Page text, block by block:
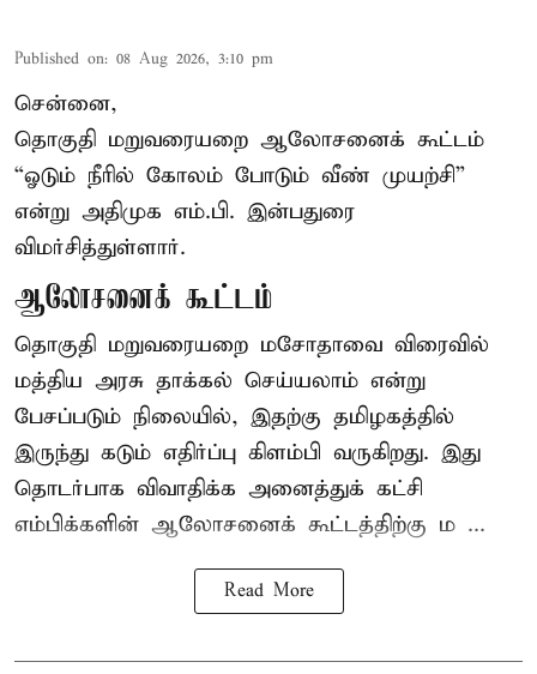
Published on: 08 Aug 2026, 3:10 pm
சென்னை,
தொகுதி மறுவரையறை ஆலோசனைக் கூட்டம்
“ஓடும் நீரில் கோலம் போடும் வீண் முயற்சி”
என்று அதிமுக எம்.பி. இன்பதுரை
விமர்சித்துள்ளார்.
ஆலோசனைக் கூட்டம்
தொகுதி மறுவரையறை மசோதாவை விரைவில்
மத்திய அரசு தாக்கல் செய்யலாம் என்று
பேசப்படும் நிலையில், இதற்கு தமிழகத்தில்
இருந்து கடும் எதிர்ப்பு கிளம்பி வருகிறது. இது
தொடர்பாக விவாதிக்க அனைத்துக் கட்சி
எம்பிக்களின் ஆலோசனைக் கூட்டத்திற்கு ம ...
Read More